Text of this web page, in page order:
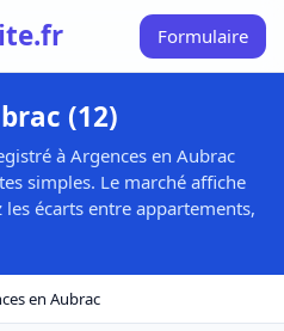
Formulaire
(12)
à Argences en Aubrac
simples. Le marché affiche
écarts entre appartements,
en Aubrac